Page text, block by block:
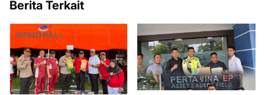
Berita Terkait